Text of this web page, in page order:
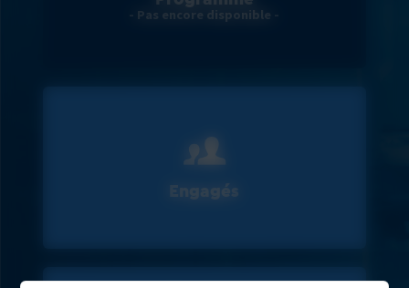
- Pas encore disponible -
Engagés